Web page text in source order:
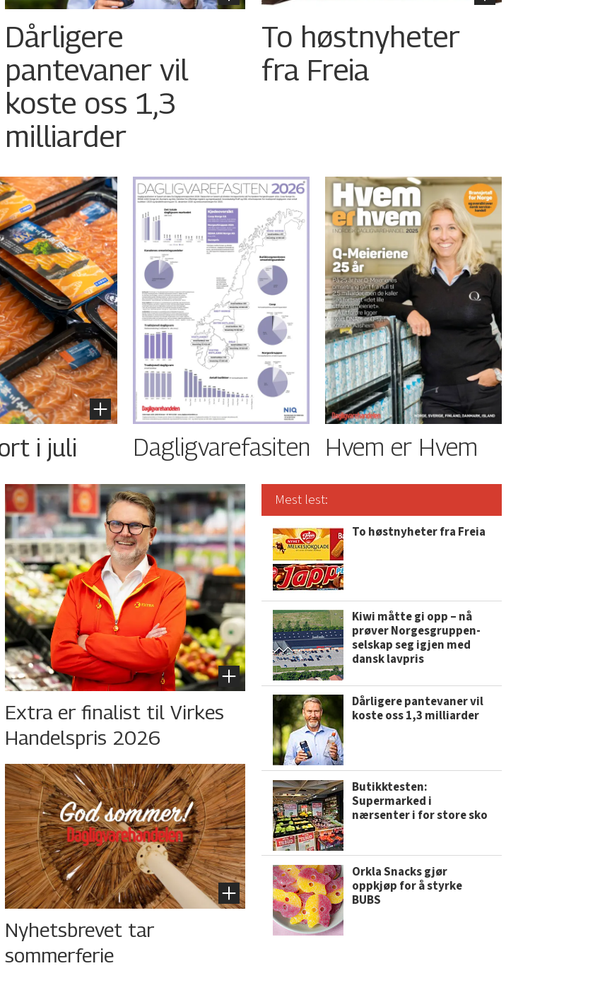
Dårligere
pantevaner vil
koste oss 1,3
milliarder
To høstnyheter
fra Freia
i juli Dagligvarefasiten Hvem er Hvem
Extra er finalist til Virkes
Handelspris 2026
Nyhetsbrevet tar
sommerferie
Mest lest:
To høstnyheter fra Freia
Kiwi måtte gi opp – nå
prøver Norgesgruppen-
selskap seg igjen med
dansk lavpris
Dårligere pantevaner vil
koste oss 1,3 milliarder
Butikktesten:
Supermarked i
nærsenter i for store sko
Orkla Snacks gjør
oppkjøp for å styrke
BUBS